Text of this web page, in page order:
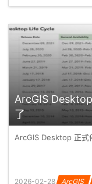
ArcGIS
了
ArcGIS Desktop 正式
2026-02-28 ArcGIS